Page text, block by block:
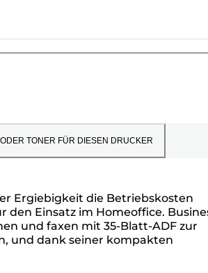
TONER FÜR DIESEN DRUCKER
Ergiebigkeit die Betriebskosten
Einsatz im Homeoffice.
und faxen mit 35-Blatt-ADF zur
und dank seiner kompakten